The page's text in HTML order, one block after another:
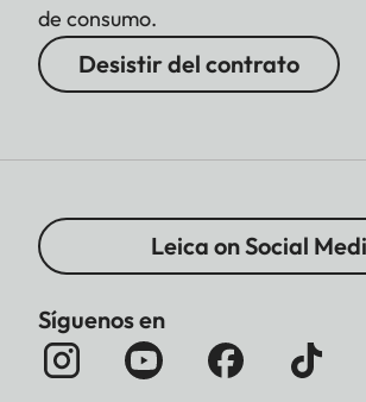
de consumo.
Desistir del contrato
Leica on Social
Síguenos en